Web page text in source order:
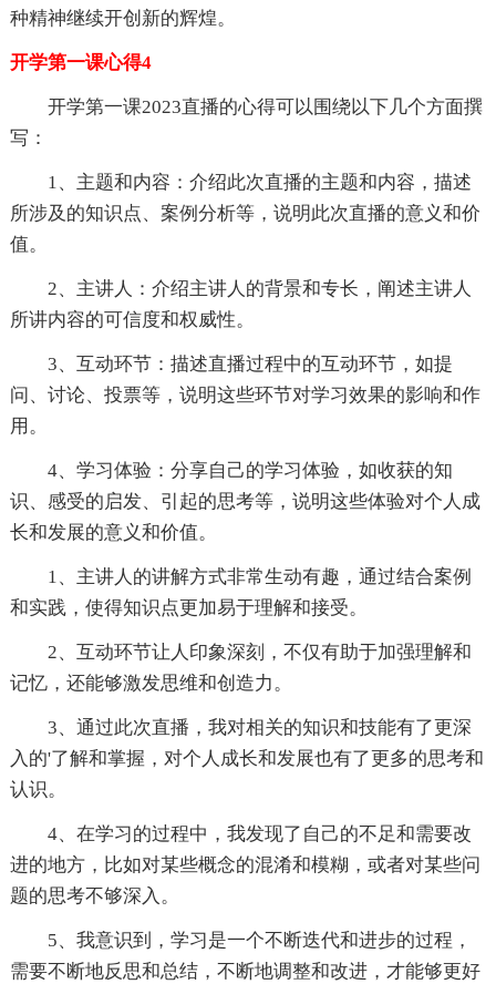
种精神继续开创新的辉煌。
开学第一课心得4
开学第一课2023直播的心得可以围绕以下几个方面撰
写：
1、主题和内容：介绍此次直播的主题和内容，描述
所涉及的知识点、案例分析等，说明此次直播的意义和价
值。
2、主讲人：介绍主讲人的背景和专长，阐述主讲人
所讲内容的可信度和权威性。
3、互动环节：描述直播过程中的互动环节，如提
问、讨论、投票等，说明这些环节对学习效果的影响和作
用。
4、学习体验：分享自己的学习体验，如收获的知
识、感受的启发、引起的思考等，说明这些体验对个人成
长和发展的意义和价值。
1、主讲人的讲解方式非常生动有趣，通过结合案例
和实践，使得知识点更加易于理解和接受。
2、互动环节让人印象深刻，不仅有助于加强理解和
记忆，还能够激发思维和创造力。
3、通过此次直播，我对相关的知识和技能有了更深
入的'了解和掌握，对个人成长和发展也有了更多的思考和
认识。
4、在学习的过程中，我发现了自己的不足和需要改
进的地方，比如对某些概念的混淆和模糊，或者对某些问
题的思考不够深入。
5、我意识到，学习是一个不断迭代和进步的过程，
需要不断地反思和总结，不断地调整和改进，才能够更好